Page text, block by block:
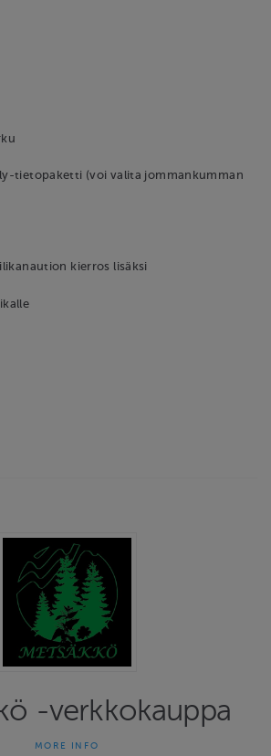
tietopaketti (voi valita jommankumman
kierros lisäksi
-verkkokauppa
MORE INFO